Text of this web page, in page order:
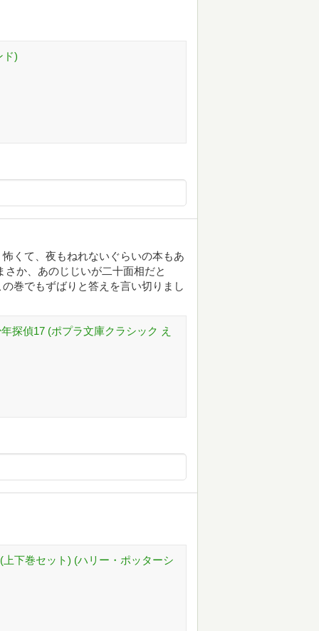
ド)
くて、夜もねれないぐらいの本もあ
か、あのじじいが二十面相だと
巻でもずばりと答えを言い切りまし
探偵17 (ポプラ文庫クラシック え
下巻セット) (ハリー・ポッターシ